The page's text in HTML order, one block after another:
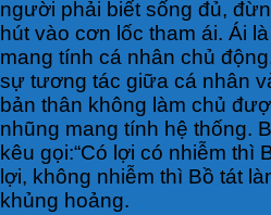
người phải biết sống đủ,
hút vào cơn lốc tham ái. Ái
mang tính cá nhân chủ
sự tương tác giữa cá nhân
bản thân không làm chủ
nhũng mang tính hệ thống.
kêu gọi:“Có lợi có nhiễm thì
lợi, không nhiễm thì Bồ tát
khủng hoảng.